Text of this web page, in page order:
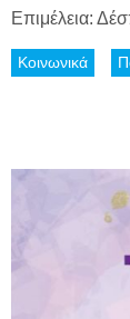
Επιμέλεια:
Κοινωνικά